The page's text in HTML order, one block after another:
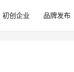
初创企业 品牌发布